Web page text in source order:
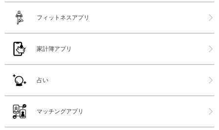
フィットネスアプリ
家計簿アプリ
占い
マッチングアプリ